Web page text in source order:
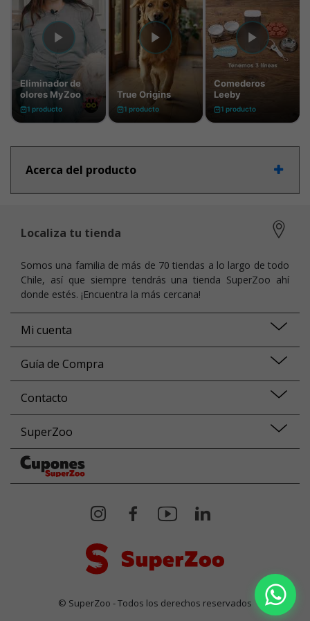
Acerca del producto
Localiza tu tienda
Somos una familia de más de 70 tiendas a lo largo de todo
Chile, así que siempre tendrás una tienda SuperZoo ahí
donde estés. ¡Encuentra la más cercana!
Mi cuenta
Guía de Compra
Contacto
SuperZoo
© SuperZoo - Todos los derechos reservados